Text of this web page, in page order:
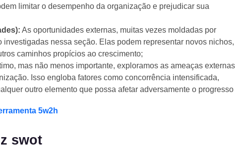
limitar o desempenho da organização e prejudicar sua
As oportunidades externas, muitas vezes moldadas por
investigadas nessa seção. Elas podem representar novos nichos,
caminhos propícios ao crescimento;
mas não menos importante, exploramos as ameaças externas
Isso engloba fatores como concorrência intensificada,
outro elemento que possa afetar adversamente o progresso
5w2h
swot